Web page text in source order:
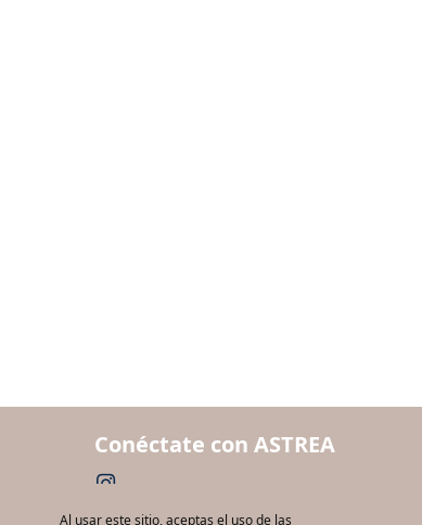
Conéctate con ASTREA
Al usar este sitio, aceptas el uso de las